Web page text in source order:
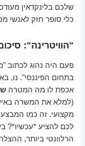
שלכם בלינקדאין
כלי סופר חזק לאנשי
"הוויטרינה":
פעם היה נהוג לכתוב
בתחום הפיננסי". נו,
אכפת לו מה המטרה
(למלא את המשרה
מקצועי. זה כמו
לכם להציע *עכשיו*?
הרלוונטי ביותר,